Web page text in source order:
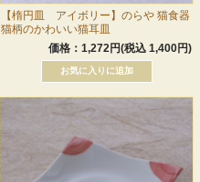
【楕円皿 アイボリー】のらや 猫食器
猫柄のかわいい猫耳皿
価格：1,272円(税込 1,400円)